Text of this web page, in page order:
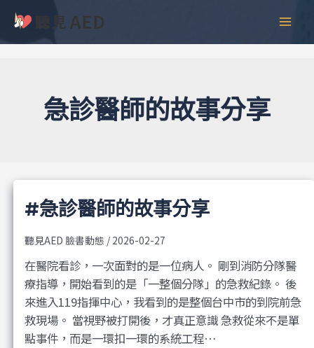
主
急診醫師的故事分享
#急診醫師的故事分享
聽見AED 臉書動態 / 2026-02-27
在醫院看診，一次面對的是一位病人。 剛到消防分隊醫
療指導，開始看到的是「一整個分隊」的急救紀錄。 後
來進入119指揮中心，我看到的是整個台中市的到院前急
救現場。 當視野被打開後，才真正意識 急救從來不是單
點事件，而是一環扣一環的系統工程…
彙
整